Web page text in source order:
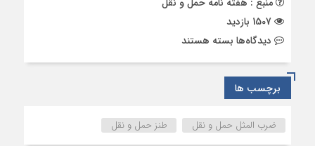
دیدگاه‌ها برای
حمل
و
نقلی!
بسته هستند
برچسب ها
ضرب المثل حمل و نقل طنز حمل و نقل